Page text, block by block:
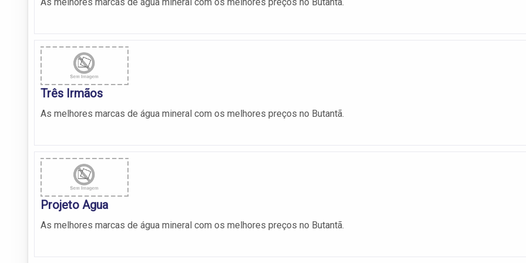
Três Irmãos
As melhores marcas de água mineral com os melhores preços no Butantã.
Projeto Agua
As melhores marcas de água mineral com os melhores preços no Butantã.